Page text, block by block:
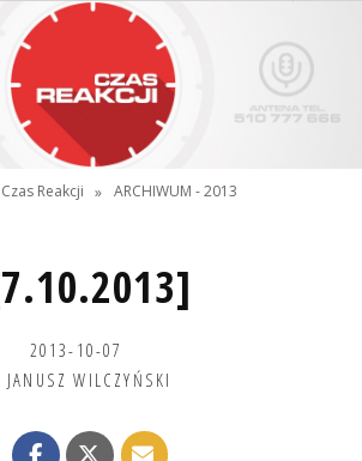
Czas Reakcji » ARCHIWUM - 2013
2013-10-07
JANUSZ WILCZYŃSKI